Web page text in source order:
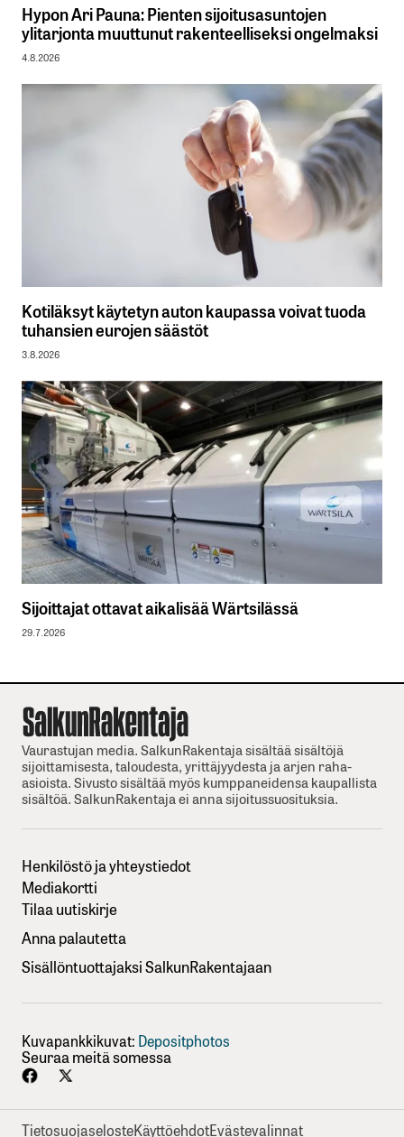
Hypon Ari Pauna: Pienten sijoitusasuntojen
ylitarjonta muuttunut rakenteelliseksi ongelmaksi
4.8.2026
Kotiläksyt käytetyn auton kaupassa voivat tuoda
tuhansien eurojen säästöt
3.8.2026
Sijoittajat ottavat aikalisää Wärtsilässä
29.7.2026
Vaurastujan media. SalkunRakentaja sisältää sisältöjä
sijoittamisesta, taloudesta, yrittäjyydesta ja arjen raha-
asioista. Sivusto sisältää myös kumppaneidensa kaupallista
sisältöä. SalkunRakentaja ei anna sijoitussuosituksia.
Henkilöstö ja yhteystiedot
Mediakortti
Tilaa uutiskirje
Anna palautetta
Sisällöntuottajaksi SalkunRakentajaan
Kuvapankkikuvat: Depositphotos
Seuraa meitä somessa
TietosuojaselosteKäyttöehdotEvästevalinnat